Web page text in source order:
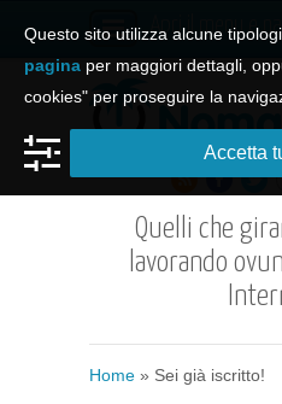
Apri il menu e
Quelli che
lavorando
Home » Sei già iscritto!
Questo sito utilizza alcune
pagina per maggiori dettagli,
cookies" per proseguire la
Accetta